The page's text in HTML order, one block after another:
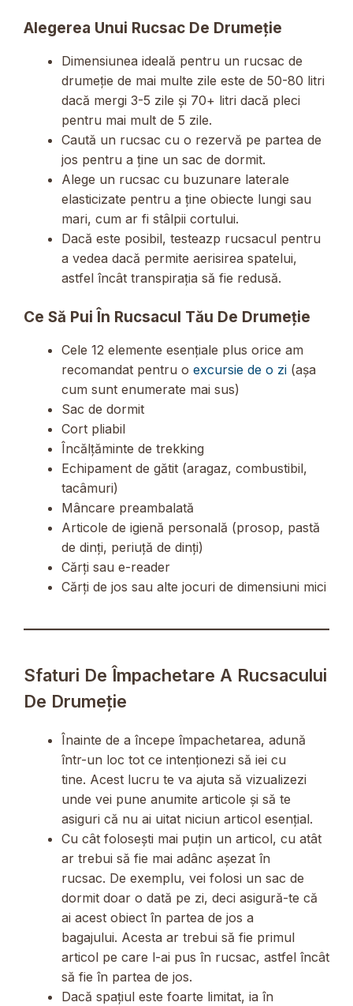
Alegerea Unui Rucsac De Drumeție
Dimensiunea ideală pentru un rucsac de
drumeție de mai multe zile este de 50-80 litri
dacă mergi 3-5 zile și 70+ litri dacă pleci
pentru mai mult de 5 zile.
Caută un rucsac cu o rezervă pe partea de
jos pentru a ține un sac de dormit.
Alege un rucsac cu buzunare laterale
elasticizate pentru a ține obiecte lungi sau
mari, cum ar fi stâlpii cortului.
Dacă este posibil, testeazp rucsacul pentru
a vedea dacă permite aerisirea spatelui,
astfel încât transpirația să fie redusă.
Ce Să Pui În Rucsacul Tău De Drumeție
Cele 12 elemente esențiale plus orice am
recomandat pentru o excursie de o zi (așa
cum sunt enumerate mai sus)
Sac de dormit
Cort pliabil
Încălțăminte de trekking
Echipament de gătit (aragaz, combustibil,
tacâmuri)
Mâncare preambalată
Articole de igienă personală (prosop, pastă
de dinți, periuță de dinți)
Cărți sau e-reader
Cărți de jos sau alte jocuri de dimensiuni mici
Sfaturi De Împachetare A Rucsacului
De Drumeție
Înainte de a începe împachetarea, adună
într-un loc tot ce intenționezi să iei cu
tine. Acest lucru te va ajuta să vizualizezi
unde vei pune anumite articole și să te
asiguri că nu ai uitat niciun articol esențial.
Cu cât folosești mai puțin un articol, cu atât
ar trebui să fie mai adânc așezat în
rucsac. De exemplu, vei folosi un sac de
dormit doar o dată pe zi, deci asigură-te că
ai acest obiect în partea de jos a
bagajului. Acesta ar trebui să fie primul
articol pe care l-ai pus în rucsac, astfel încât
să fie în partea de jos.
Dacă spațiul este foarte limitat, ia în